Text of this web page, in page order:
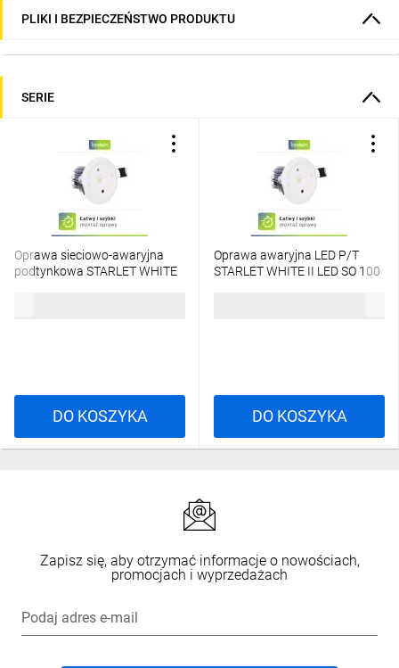
Polski producent oświetlenia
awaryjnego i ewakuacyjnego
PLIKI I BEZPIECZEŃSTWO PRODUKTU
SERIE
Oprawa sieciowo-awaryjna
podtynkowa STARLET WHITE
DO KOSZYKA
Oprawa awaryjna LED P/T
STARLET WHITE II LED SO 100
DO KOSZYKA
Zapisz się, aby otrzymać informacje o nowościach,
promocjach i wyprzedażach
Podaj adres e-mail